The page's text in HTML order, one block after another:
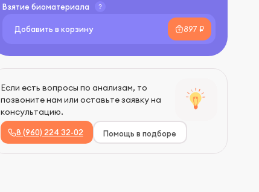
Взятие биоматериала
Добавить в корзину 897 ₽
Если есть вопросы по анализам, то
позвоните нам или оставьте заявку на
консультацию.
8 (960) 224 32-02 Помощь в подборе